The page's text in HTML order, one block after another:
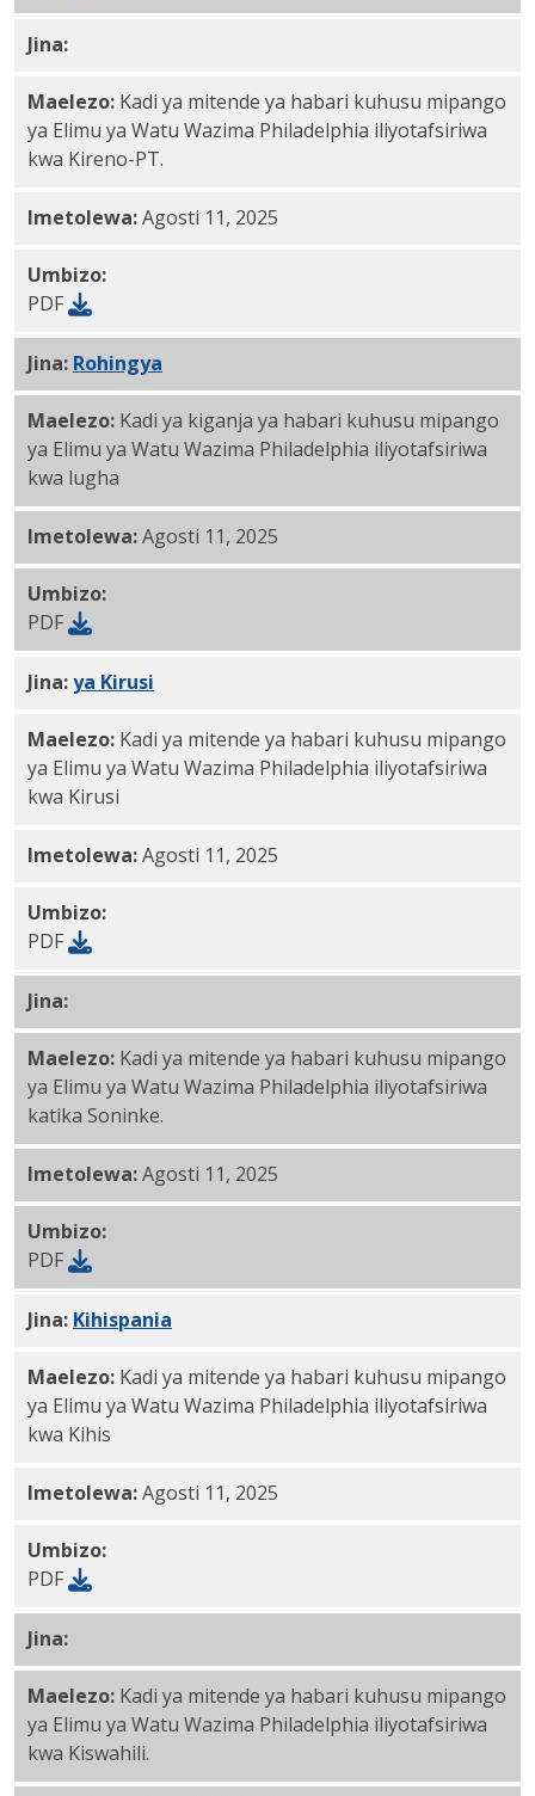
Jina:Kireno-PT PDF
Maelezo: Kadi ya mitende ya habari kuhusu mipango
ya Elimu ya Watu Wazima Philadelphia iliyotafsiriwa
kwa Kireno-PT.
Imetolewa:Agosti 11, 2025
Umbizo:
PDF
Jina: Rohingya
Maelezo: Kadi ya kiganja ya habari kuhusu mipango
ya Elimu ya Watu Wazima Philadelphia iliyotafsiriwa
kwa lugha
Imetolewa:Agosti 11, 2025
Umbizo:
PDF
Jina:PDF
ya Kirusi
Maelezo: Kadi ya mitende ya habari kuhusu mipango
ya Elimu ya Watu Wazima Philadelphia iliyotafsiriwa
kwa Kirusi
Imetolewa:Agosti 11, 2025
Umbizo:
PDF
Jina:Sun PDF
Maelezo: Kadi ya mitende ya habari kuhusu mipango
ya Elimu ya Watu Wazima Philadelphia iliyotafsiriwa
katika Soninke.
Imetolewa:Agosti 11, 2025
Umbizo:
PDF
Jina: Kihispania
Maelezo: Kadi ya mitende ya habari kuhusu mipango
ya Elimu ya Watu Wazima Philadelphia iliyotafsiriwa
kwa Kihis
Imetolewa:Agosti 11, 2025
Umbizo:
PDF
Jina:Kiswahili PDF
Maelezo: Kadi ya mitende ya habari kuhusu mipango
ya Elimu ya Watu Wazima Philadelphia iliyotafsiriwa
kwa Kiswahili.